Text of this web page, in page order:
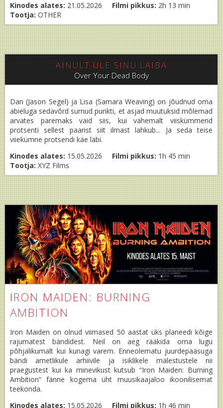
Kinodes alates: 21.05.2026 Filmi pikkus: 2h 13 min
Tootja: OTHER
AINULT ÜLE SINU LAIBA
Over Your Dead Body
Dan (Jason Segel) ja Lisa (Samara Weaving) on jõudnud oma
abieluga sedavõrd surnud punkti, et asjad muutuksid mõlemad
arvates paremaks vaid siis, kui vähemalt viiskümmend
protsenti sellest paarist siit ilmast lahkub... Ja seda teise
viiekümne protsendi käe läbi.
Kinodes alates: 15.05.2026 Filmi pikkus: 1h 45 min
Tootja: XYZ Films
IRON MAIDEN: BURNING
AMBITION
Iron Maiden on olnud viimased 50 aastat üks planeedi kõige
rajumatest bändidest. Neil on aeg rääkida oma lugu
põhjalikumalt kui kunagi varem. Enneolematu juurdepääsuga
bändi ametlikule arhiivile ja isiklikele mälestustele nii
praegustest kui ka minevikust kutsub “Iron Maiden: Burning
Ambition“ fänne kogema üht muusikaajaloo ikoonilisemat
teekonda.
Kinodes alates: 15.05.2026 Filmi pikkus: 1h 46 min